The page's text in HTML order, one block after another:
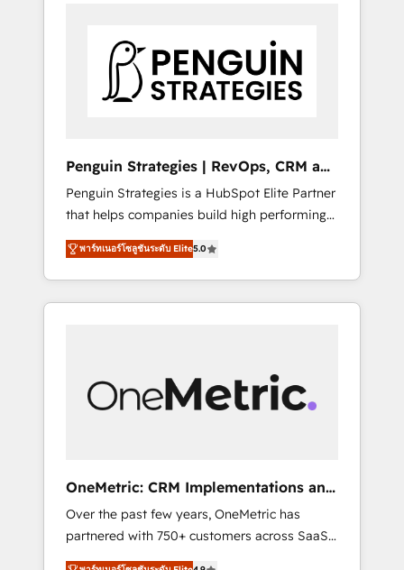
extensibility, custom development, and
ongoing RevOps support.
leurs données. C'est le paradoxe français :
conscience totale, action nulle. La solution
s'appelle l'Entreprise Augmentée. Ce n'est pas
Pas pour remplacer l'humain, mais pour
l'augmenter. Chez Ideagency, nous
accompagnons cette transformation. D'abord
les fondations : des données unifiées, des
processus alignés. Ensuite l'augmentation :
l'IA là où elle crée de la valeur. Et surtout :
l'humain qui reste au centre. Parce que la
Penguin Strategies | RevOps, CRM and
AI
Penguin Strategies is a HubSpot Elite Partner
that helps companies build high performing
revenue operations across complex sales
cycles, multi system environments and global
SaaS or manufacturing teams. Trusted by
leading enterprises and fast growing scale
architecture 🔗 CRM migrations & End to end
integrations 🤖 AI workflows & enrichment 📘
rely on for scalable revenue insights.
พาร์ทเนอร์โซลูชันระดับ Elite5.0
OneMetric: CRM Implementations and
GTM engineering
Over the past few years, OneMetric has
partnered with 750+ customers across SaaS,
fintech, healthcare, real estate, and other